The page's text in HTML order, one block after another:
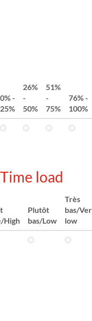
0% -
25%
26%
-
50%
51%
-
75%
76% -
100%
load
High
Plutôt
bas/Low
Très
bas/
low